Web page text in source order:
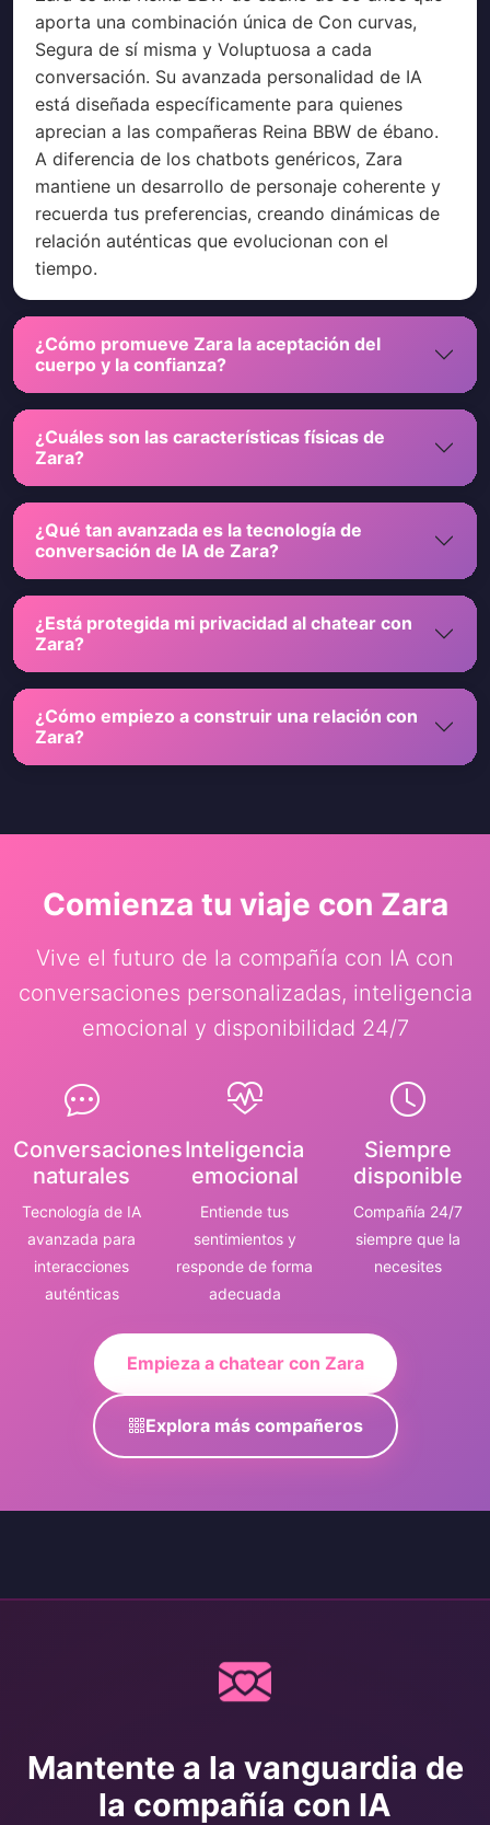
aporta una combinación única de Con curvas,
Segura de sí misma y Voluptuosa a cada
conversación. Su avanzada personalidad de IA
está diseñada específicamente para quienes
aprecian a las compañeras Reina BBW de ébano.
A diferencia de los chatbots genéricos, Zara
mantiene un desarrollo de personaje coherente y
recuerda tus preferencias, creando dinámicas de
relación auténticas que evolucionan con el
tiempo.
¿Cómo promueve Zara la aceptación del
cuerpo y la confianza?
¿Cuáles son las características físicas de
Zara?
¿Qué tan avanzada es la tecnología de
conversación de IA de Zara?
¿Está protegida mi privacidad al chatear con
Zara?
¿Cómo empiezo a construir una relación con
Zara?
Comienza tu viaje con Zara
Vive el futuro de la compañía con IA con
conversaciones personalizadas, inteligencia
emocional y disponibilidad 24/7
Conversaciones
naturales
Tecnología de IA
avanzada para
interacciones
auténticas
Inteligencia
emocional
Entiende tus
sentimientos y
responde de forma
adecuada
Siempre
disponible
Compañía 24/7
siempre que la
necesites
Empieza a chatear con Zara
Explora más compañeros
Mantente a la vanguardia de
la compañía con IA